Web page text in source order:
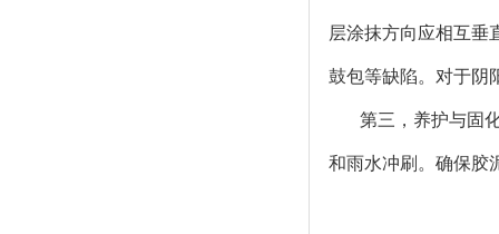
层涂抹方向应相互垂
鼓包等缺陷。对于阴
第三，养护与固
和雨水冲刷。确保胶